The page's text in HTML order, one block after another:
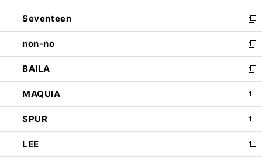
開
く
ウ
で
開
く
ン
ド
ウ
で
開
く
Seventeen
新
し
い
ウ
ィ
ン
ド
ウ
で
開
く
non-no
新
し
い
ウ
ィ
ン
ド
ウ
で
開
BAILA
新
し
い
ウ
ィ
ン
ド
ウ
MAQUIA
新
し
い
ウ
ィ
ン
SPUR
新
し
い
LEE
新